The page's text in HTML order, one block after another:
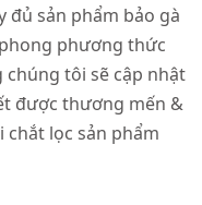
đủ sản phẩm bảo gà
phương thức
chúng tôi sẽ cập nhật
được thương mến &
lọc sản phẩm